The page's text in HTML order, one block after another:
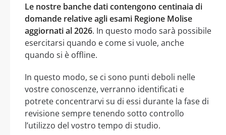
Le nostre banche dati contengono centinaia di
domande relative agli esami Regione Molise
aggiornati al 2026. In questo modo sarà possibile
esercitarsi quando e come si vuole, anche
quando si è offline.
In questo modo, se ci sono punti deboli nelle
vostre conoscenze, verranno identificati e
potrete concentrarvi su di essi durante la fase di
revisione sempre tenendo sotto controllo
l’utilizzo del vostro tempo di studio.